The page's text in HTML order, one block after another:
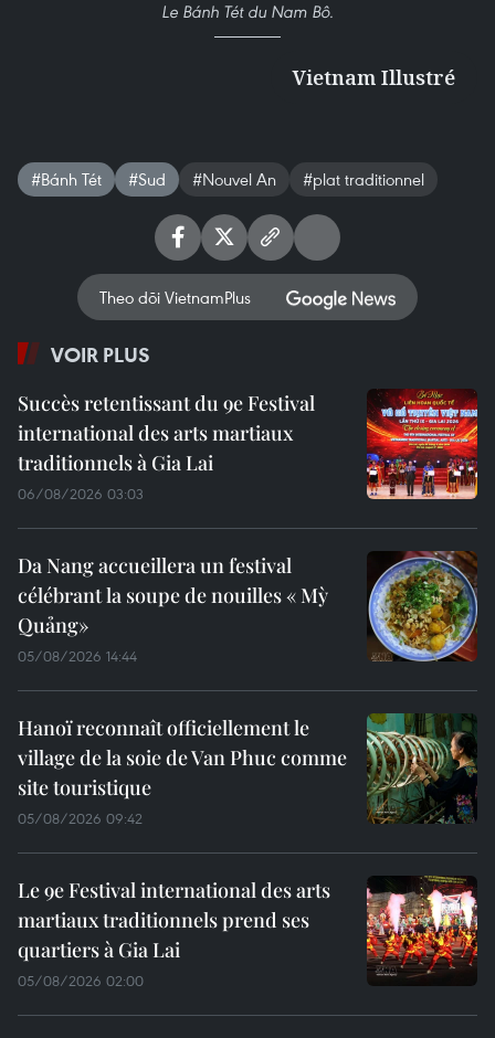
Le Bánh Tét du Nam Bô.
Vietnam Illustré
#Bánh Tét #Sud #Nouvel An #plat traditionnel
Theo dõi VietnamPlus
VOIR PLUS
Succès retentissant du 9e Festival
international des arts martiaux
traditionnels à Gia Lai
06/08/2026 03:03
Da Nang accueillera un festival
célébrant la soupe de nouilles « Mỳ
Quảng»
05/08/2026 14:44
Hanoï reconnaît officiellement le
village de la soie de Van Phuc comme
site touristique
05/08/2026 09:42
Le 9e Festival international des arts
martiaux traditionnels prend ses
quartiers à Gia Lai
05/08/2026 02:00